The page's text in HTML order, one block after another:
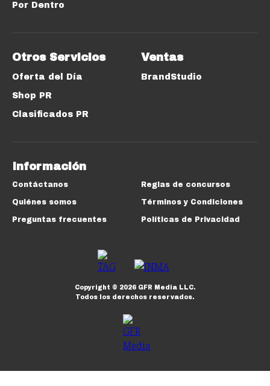
Por Dentro
Otros Servicios
Oferta del Día
Shop PR
Clasificados PR
Ventas
BrandStudio
Información
Contáctanos
Quiénes somos
Preguntas frecuentes
Reglas de concursos
Términos y Condiciones
Políticas de Privacidad
Copyright © 2026GFR Media LLC.
Todos los derechos reservados.